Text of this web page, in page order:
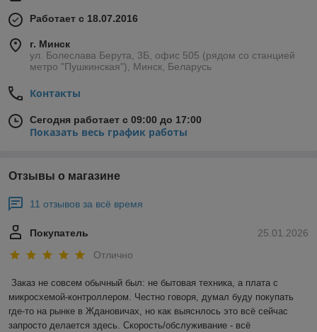
Работает с 18.07.2016
г. Минск
ул. Болеслава Берута, 3Б, офис 505 (рядом со станцией
метро "Пушкинская"), Минск, Беларусь
Контакты
Сегодня работает с 09:00 до 17:00
Показать весь график работы
Отзывы о магазине
11 отзывов за всё время
25.01.2026
Покупатель
Отлично
Заказ не совсем обычный был: не бытовая техника, а плата с
микросхемой-контроллером. Честно говоря, думал буду покупать
где-то на рынке в Ждановичах, но как выяснлось это всё сейчас
запросто делается здесь. Скорость/обслуживание - всё